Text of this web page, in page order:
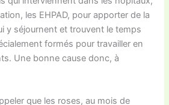
les EHPAD, pour apporter de la
y séjournent et trouvent le temps
formés pour travailler en
Une bonne cause donc, à
que les roses, au mois de